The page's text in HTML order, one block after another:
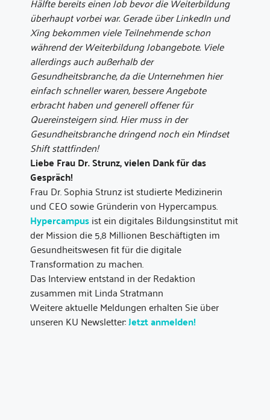
überhaupt vorbei war. Gerade über LinkedIn und
Xing bekommen viele Teilnehmende schon
während der Weiterbildung Jobangebote. Viele
allerdings auch außerhalb der
Gesundheitsbranche, da die Unternehmen hier
einfach schneller waren, bessere Angebote
erbracht haben und generell offener für
Quereinsteigern sind. Hier muss in der
Gesundheitsbranche dringend noch ein Mindset
Shift stattfinden!
Liebe Frau Dr. Strunz, vielen Dank für das
Gespräch!
Frau Dr. Sophia Strunz ist studierte Medizinerin
und CEO sowie Gründerin von Hypercampus.
Hypercampusist ein digitales Bildungsinstitut mit
der Mission die 5,8 Millionen Beschäftigten im
Gesundheitswesen fit für die digitale
Transformation zu machen.
Das Interview entstand in der Redaktion
zusammen mit Linda Stratmann
Weitere aktuelle Meldungen erhalten Sie über
unseren KU Newsletter:Jetzt anmelden!